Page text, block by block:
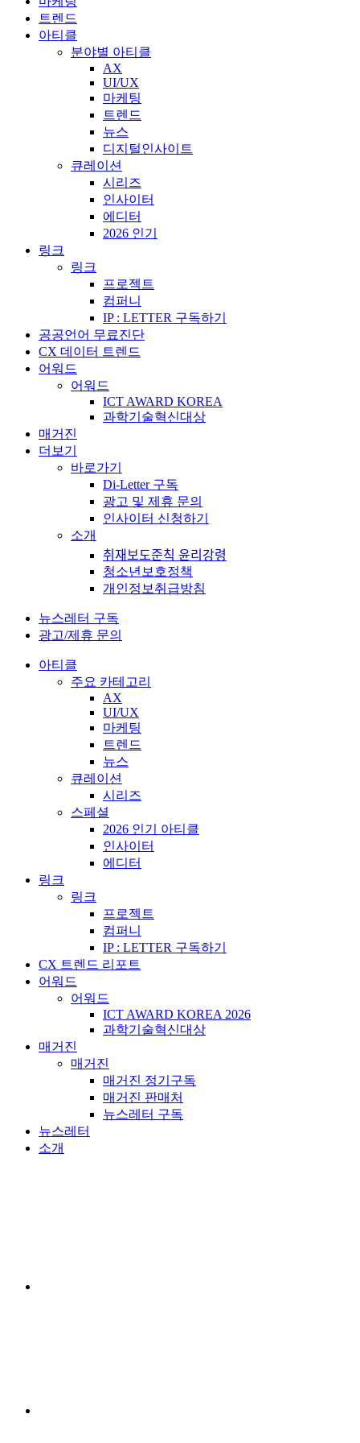
트렌드
아티클
분야별 아티클
AX
UI/UX
마케팅
트렌드
뉴스
디지털인사이트
큐레이션
시리즈
인사이터
에디터
2026 인기
링크
링크
프로젝트
컴퍼니
IP : LETTER 구독하기
공공언어 무료진단
CX 데이터 트렌드
어워드
어워드
ICT AWARD KOREA
과학기술혁신대상
매거진
더보기
바로가기
Di-Letter 구독
광고 및 제휴 문의
인사이터 신청하기
소개
취재보도준칙 윤리강령
청소년보호정책
개인정보취급방침
뉴스레터 구독
광고/제휴 문의
아티클
주요 카테고리
AX
UI/UX
마케팅
트렌드
뉴스
큐레이션
시리즈
스페셜
2026 인기 아티클
인사이터
에디터
링크
링크
프로젝트
컴퍼니
IP : LETTER 구독하기
CX 트렌드 리포트
어워드
어워드
ICT AWARD KOREA 2026
과학기술혁신대상
매거진
매거진
매거진 정기구독
매거진 판매처
뉴스레터 구독
뉴스레터
소개